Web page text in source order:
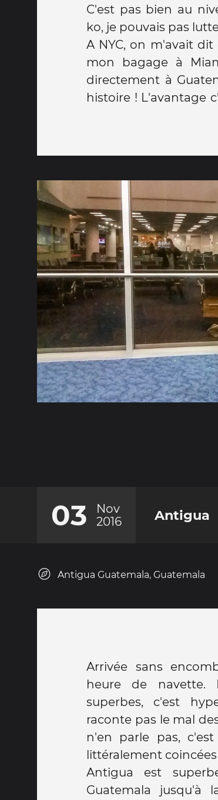
C'est pas bien au
ko, je pouvais pas
A NYC, on m'avait
mon bagage à
directement à
histoire ! L'avantage
du coup j'ai pu
C'est donc là que
d'avion entre
03
Nov
2016
Antigua
Antigua Guatemala, Guatemala
Arrivée sans
heure de navette.
superbes, c'est
raconte pas le mal
n'en parle pas,
littéralement
Antigua est
Guatemala jusqu'à